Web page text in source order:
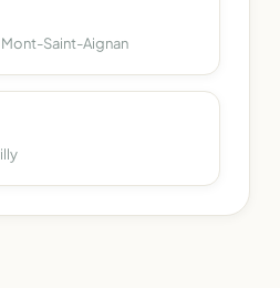
Mont-Saint-Aignan